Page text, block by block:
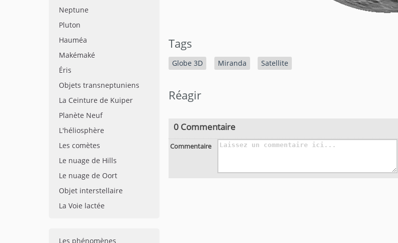
Neptune
Pluton
Hauméa
Makémaké
Éris
Objets transneptuniens
La Ceinture de Kuiper
Planète Neuf
L'héliosphère
Les comètes
Le nuage de Hills
Le nuage de Oort
Objet interstellaire
La Voie lactée
Les phénomènes
Tags
Globe 3D Miranda Satellite
Réagir
0 Commentaire
Commentaire